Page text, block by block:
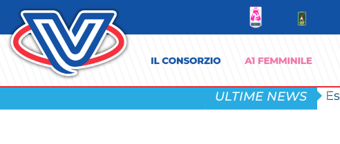
ULTIME NEWS